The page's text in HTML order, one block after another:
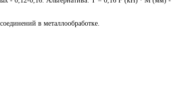
в металлообработке.